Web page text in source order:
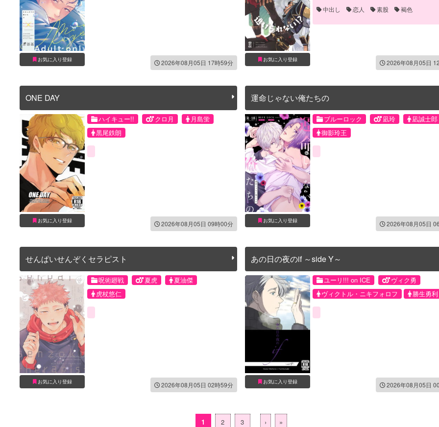
お気に入り登録 2026年08月05日 17時59分 お気に入り登録
中出し
恋人 素股 褐色
2026年08月05日
ONE DAY
お気に入り登録
ハイキュー!! クロ月
月島蛍
黒尾鉄朗
2026年08月05日 09時00分
運命じゃない俺たちの
お気に入り登録
ブルーロック 凪玲
凪誠士郎
御影玲王
2026年08月05日
せんぱいせんぞくセラピスト
お気に入り登録
呪術廻戦 夏虎
夏油傑
虎杖悠仁
2026年08月05日 02時59分
あの日の夜のif ～side Y～
お気に入り登録
ユーリ!!! on ICE
ヴィク勇
ヴィクトル・ニキフォロフ
勝生勇利
2026年08月05日
1 2 3 › »